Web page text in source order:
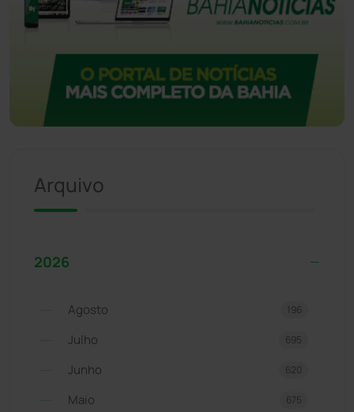
Arquivo
2026
Agosto 196
Julho 695
Junho 620
Maio 675